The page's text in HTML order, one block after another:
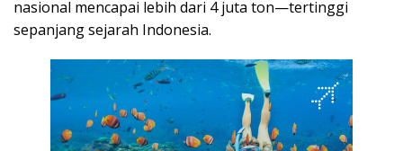
nasional mencapai lebih dari 4 juta ton—tertinggi
sepanjang sejarah Indonesia.